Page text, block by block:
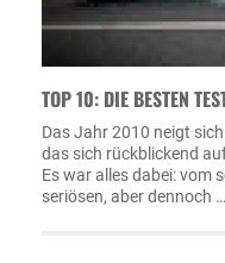
TOP 10: DIE BESTEN
Das Jahr 2010 neigt
das sich rückblickend
Es war alles dabei: vom
seriösen, aber dennoch …